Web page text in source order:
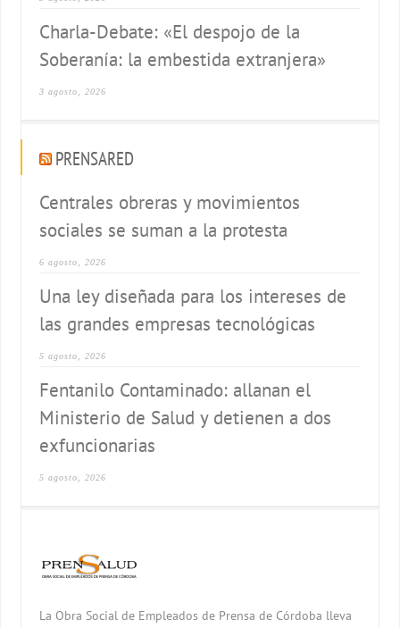
Charla-Debate: «El despojo de la
Soberanía: la embestida extranjera»
3 agosto, 2026
PRENSARED
Centrales obreras y movimientos
sociales se suman a la protesta
6 agosto, 2026
Una ley diseñada para los intereses de
las grandes empresas tecnológicas
5 agosto, 2026
Fentanilo Contaminado: allanan el
Ministerio de Salud y detienen a dos
exfuncionarias
5 agosto, 2026
La Obra Social de Empleados de Prensa de Córdoba lleva